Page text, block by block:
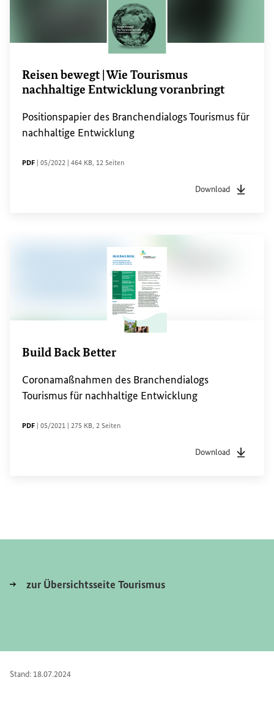
Reisen bewegt | Wie Tourismus
nachhaltige Entwicklung voranbringt
Positionspapier des Branchendialogs Tourismus für
nachhaltige Entwicklung
DATEITYP
PDF Sachstandsdatum
05/2022 Dateigröße
464 KB, Seiten
12 Seiten
Download
Dateityppdf
Build Back Better
Coronamaßnahmen des Branchendialogs
Tourismus für nachhaltige Entwicklung
DATEITYP
PDF Sachstandsdatum
05/2021 Dateigröße
275 KB, Seiten
2 Seiten
Download
Dateityppdf
zur Übersichtsseite Tourismus
Stand: 18.07.2024